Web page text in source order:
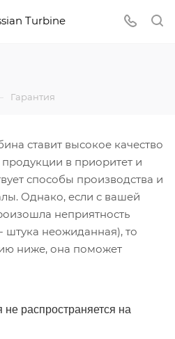
Гарантия
ставит высокое качество
в приоритет и
способы производства и
Однако, если с вашей
неприятность
штука неожиданная), то
ниже, она поможет
не распространяется на